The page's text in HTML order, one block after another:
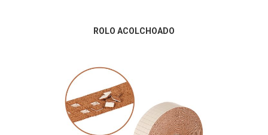
ROLO ACOLCHOADO